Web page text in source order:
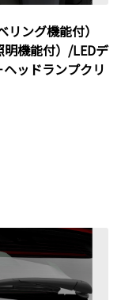
ング機能付）
機能付）/LEDデ
ッドランプクリ